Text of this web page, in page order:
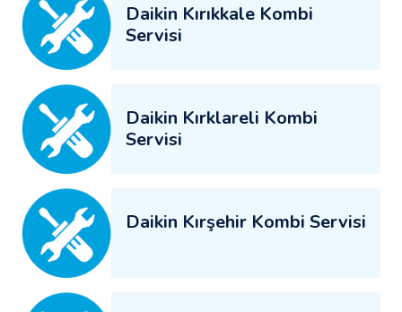
Daikin Kırıkkale Kombi
Servisi
Daikin Kırklareli Kombi
Servisi
Daikin Kırşehir Kombi Servisi